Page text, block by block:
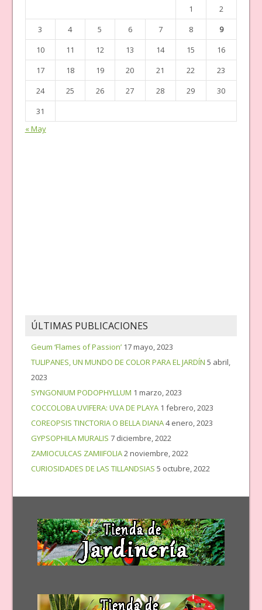
1
2
3
4 5 6 7 8
9
10
11 12 13 14 15
16
17
18 19 20 21 22
23
24
25 26 27 28 29
30
31
« May
ÚLTIMAS PUBLICACIONES
Geum ‘Flames of Passion’ 17 mayo, 2023
TULIPANES, UN MUNDO DE COLOR PARA EL JARDÍN 5 abril,
2023
SYNGONIUM PODOPHYLLUM 1 marzo, 2023
COCCOLOBA UVIFERA: UVA DE PLAYA 1 febrero, 2023
COREOPSIS TINCTORIA O BELLA DIANA4 enero, 2023
GYPSOPHILA MURALIS 7 diciembre, 2022
ZAMIOCULCAS ZAMIIFOLIA2 noviembre, 2022
CURIOSIDADES DE LAS TILLANDSIAS 5 octubre, 2022